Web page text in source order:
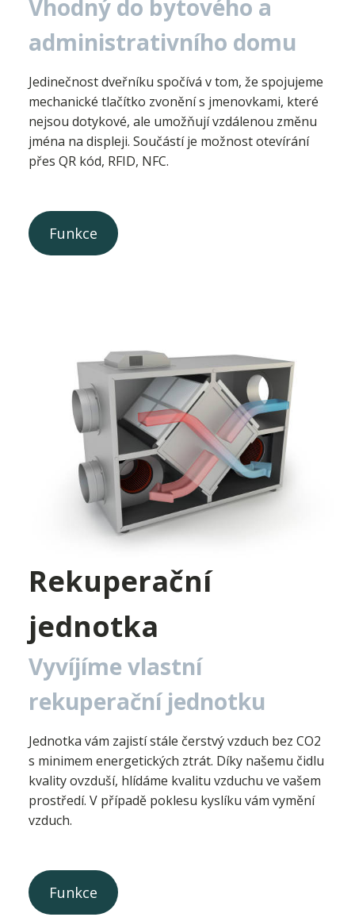
Vhodný do bytového a
administrativního domu
Jedinečnost dveřníku spočívá v tom, že spojujeme
mechanické tlačítko zvonění s jmenovkami, které
nejsou dotykové, ale umožňují vzdálenou změnu
jména na displeji. Součástí je možnost otevírání
přes QR kód, RFID, NFC.
Funkce
Rekuperační
jednotka
Vyvíjíme vlastní
rekuperační jednotku
Jednotka vám zajistí stále čerstvý vzduch bez CO2
s minimem energetických ztrát. Díky našemu čidlu
kvality ovzduší, hlídáme kvalitu vzduchu ve vašem
prostředí. V případě poklesu kyslíku vám vymění
vzduch.
Funkce